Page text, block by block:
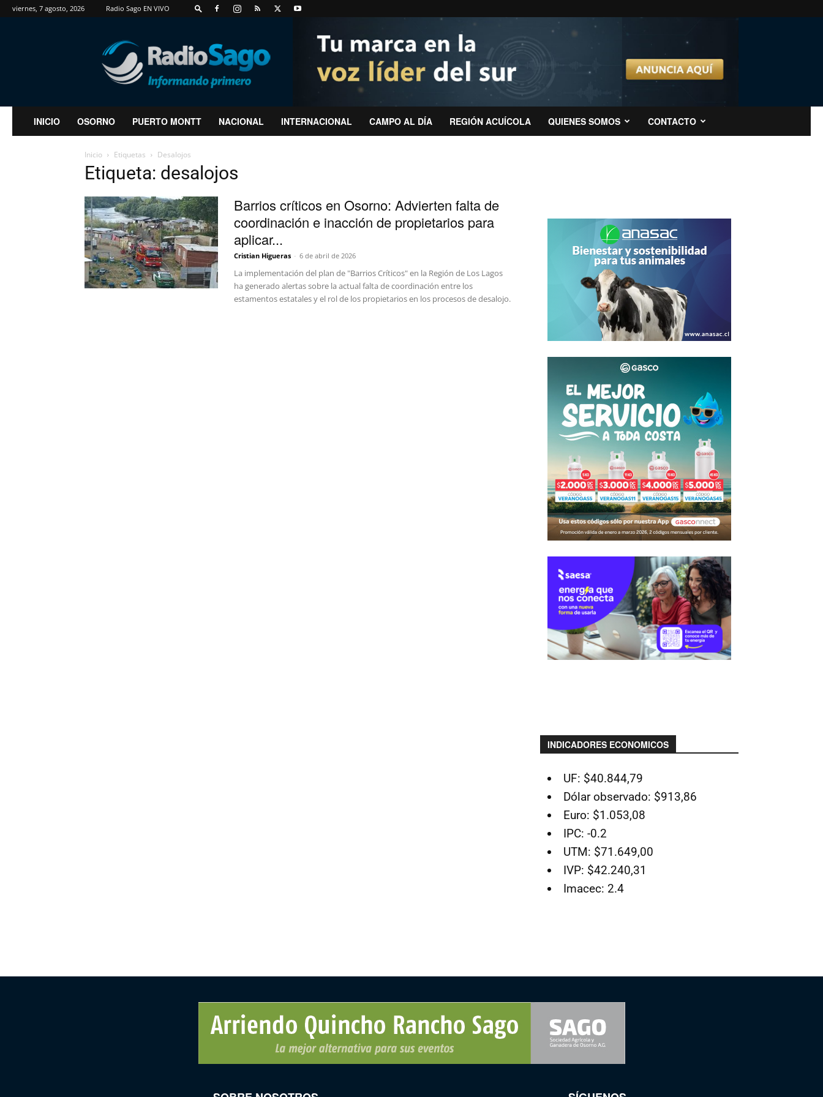
viernes, 7 agosto, 2026 Radio Sago EN VIVO
RadioSago
INICIO OSORNO PUERTO MONTT NACIONAL INTERNACIONAL CAMPO AL DÍA REGIÓN ACUÍCOLA QUIENES SOMOS CONTACTO
Inicio Etiquetas Desalojos
Etiqueta: desalojos
Barrios críticos en Osorno: Advierten falta de
coordinación e inacción de propietarios para
aplicar...
Cristian Higueras - 6 de abril de 2026
La implementación del plan de "Barrios Críticos" en la Región de Los Lagos
ha generado alertas sobre la actual falta de coordinación entre los
estamentos estatales y el rol de los propietarios en los procesos de desalojo.
INDICADORES ECONOMICOS
UF: $40.844,79
Dólar observado: $913,86
Euro: $1.053,08
IPC: -0.2
UTM: $71.649,00
IVP: $42.240,31
Imacec: 2.4